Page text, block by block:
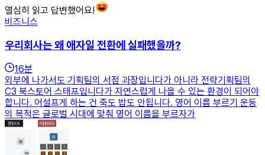
열심히 읽고 답변했어요!
비즈니스
우리회사는 왜 애자일 전환에 실패했을까?
16분
외부에 나가서도 기획팀의 서점 과장입니다가 아니라 전략기획팀의
C3 북스토어 스태프입니다가 자연스럽게 나올 수 있는 환경이 되어야
합니다. 어설프게 하는 건 죽도 밥도 안됩니다. 영어 이름 부르기 운동
의 목적은 글로벌 시대에 맞춰 영어 이름을 부르자가